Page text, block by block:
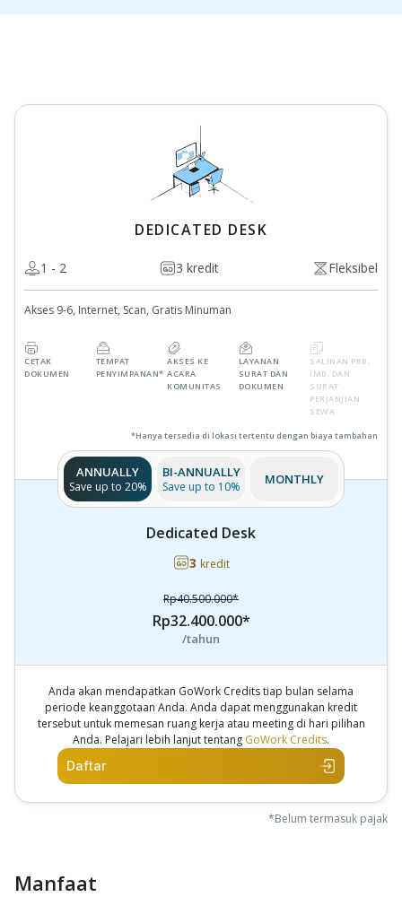
DEDICATED DESK
1 - 2 3 kredit Fleksibel
Akses 9-6, Internet, Scan, Gratis Minuman
CETAK
DOKUMEN
TEMPAT
PENYIMPANAN*
AKSES KE
ACARA
KOMUNITAS
LAYANAN
SURAT DAN
DOKUMEN
SALINAN PBB,
IMB, DAN
SURAT
PERJANJIAN
SEWA
*Hanya tersedia di lokasi tertentu dengan biaya tambahan
ANNUALLY
Save up to 20%
BI-ANNUALLY
Save up to 10% MONTHLY
Dedicated Desk
3 kredit
Rp40.500.000*
Rp32.400.000*
/tahun
Anda akan mendapatkan GoWork Credits tiap bulan selama
periode keanggotaan Anda. Anda dapat menggunakan kredit
tersebut untuk memesan ruang kerja atau meeting di hari pilihan
Anda. Pelajari lebih lanjut tentang GoWork Credits.
Daftar
*Belum termasuk pajak
Manfaat